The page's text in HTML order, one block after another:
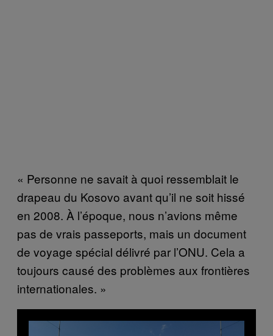
« Personne ne savait à quoi ressemblait le
drapeau du Kosovo avant qu’il ne soit hissé
en 2008. À l’époque, nous n’avions même
pas de vrais passeports, mais un document
de voyage spécial délivré par l’ONU. Cela a
toujours causé des problèmes aux frontières
internationales. »